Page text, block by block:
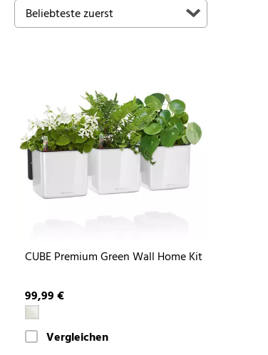
CUBE Premium Green Wall Home Kit
99,99 €
Vergleichen